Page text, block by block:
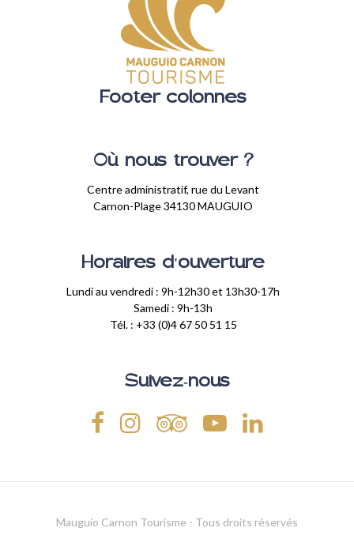
Footer colonnes
Où nous trouver ?
Centre administratif, rue du Levant
Carnon-Plage 34130 MAUGUIO
Horaires d'ouverture
Lundi au vendredi : 9h-12h30 et 13h30-17h
Samedi : 9h-13h
Tél. : +33 (0)4 67 50 51 15
Suivez-nous
Mauguio Carnon Tourisme - Tous droits réservés